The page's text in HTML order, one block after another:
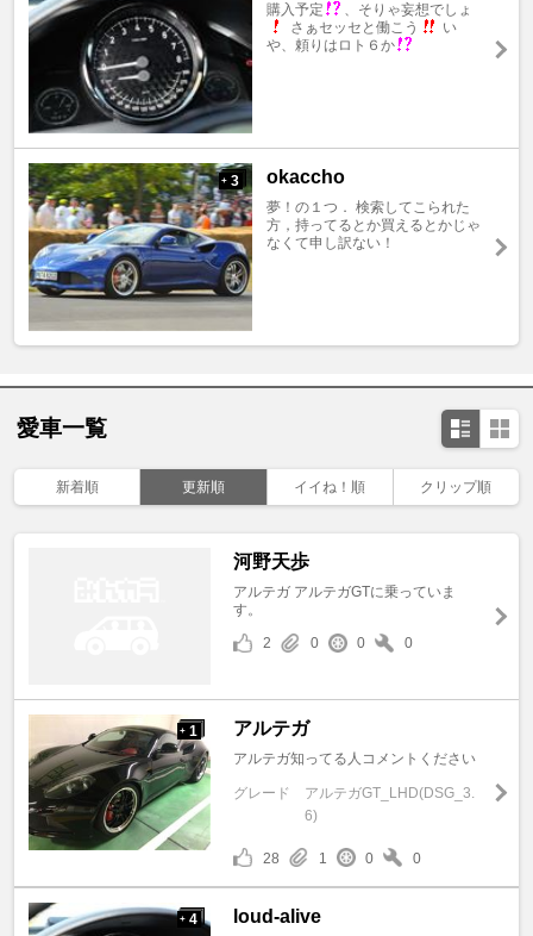
購入予定
、そりゃ妄想でしょ
さぁセッセと働こう
い
や、頼りはロト６か
+ 3 okaccho
夢！の１つ． 検索してこられた
方，持ってるとか買えるとかじゃ
なくて申し訳ない！
愛車一覧
新着順 更新順 イイね！順 クリップ順
河野天歩
アルテガ アルテガGTに乗っていま
す。
2
0 0 0
+ 1 アルテガ
アルテガ知ってる人コメントください
グレード
アルテガGT_LHD(DSG_3.
6)
28 1 0 0
+ 4 loud-alive